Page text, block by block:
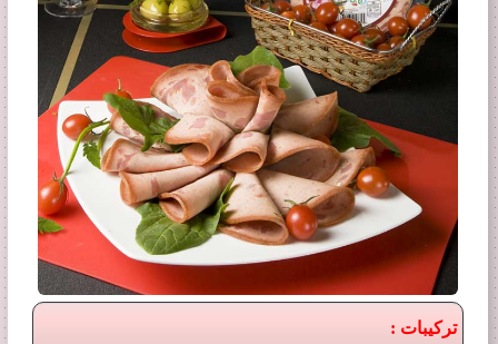
ترکیبات :